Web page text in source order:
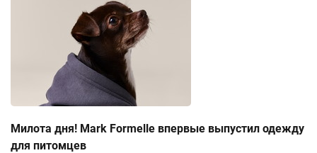
Милота дня! Mark Formelle впервые выпустил одежду
для питомцев